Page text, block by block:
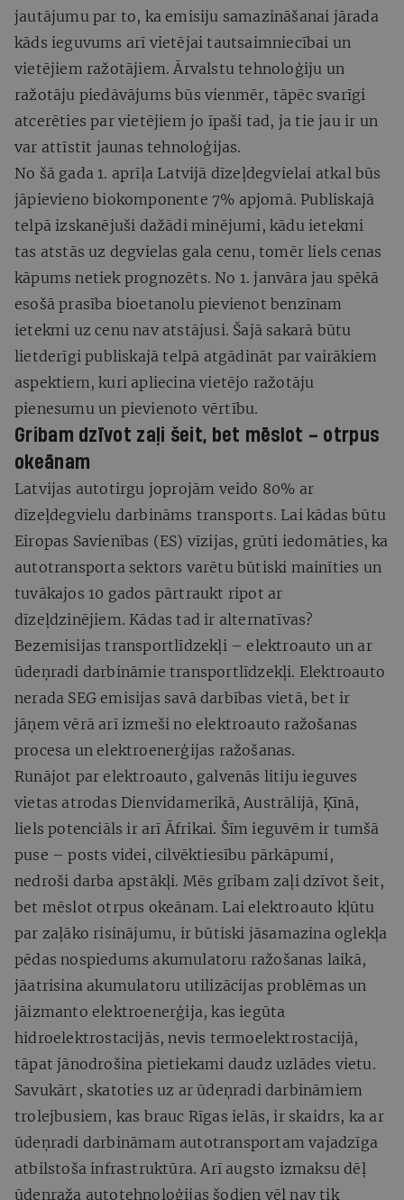
jautājumu par to, ka emisiju samazināšanai jārada
kāds ieguvums arī vietējai tautsaimniecībai un
vietējiem ražotājiem. Ārvalstu tehnoloģiju un
ražotāju piedāvājums būs vienmēr, tāpēc svarīgi
atcerēties par vietējiem jo īpaši tad, ja tie jau ir un
var attīstīt jaunas tehnoloģijas.
No šā gada 1. aprīļa Latvijā dīzeļdegvielai atkal būs
jāpievieno biokomponente 7% apjomā. Publiskajā
telpā izskanējuši dažādi minējumi, kādu ietekmi
tas atstās uz degvielas gala cenu, tomēr liels cenas
kāpums netiek prognozēts. No 1. janvāra jau spēkā
esošā prasība bioetanolu pievienot benzīnam
ietekmi uz cenu nav atstājusi. Šajā sakarā būtu
lietderīgi publiskajā telpā atgādināt par vairākiem
aspektiem, kuri apliecina vietējo ražotāju
pienesumu un pievienoto vērtību.
Gribam dzīvot zaļi šeit, bet mēslot – otrpus
okeānam
Latvijas autotirgu joprojām veido 80% ar
dīzeļdegvielu darbināms transports. Lai kādas būtu
Eiropas Savienības (ES) vīzijas, grūti iedomāties, ka
autotransporta sektors varētu būtiski mainīties un
tuvākajos 10 gados pārtraukt ripot ar
dīzeļdzinējiem. Kādas tad ir alternatīvas?
Bezemisijas transportlīdzekļi – elektroauto un ar
ūdeņradi darbināmie transportlīdzekļi. Elektroauto
nerada SEG emisijas savā darbības vietā, bet ir
jāņem vērā arī izmeši no elektroauto ražošanas
procesa un elektroenerģijas ražošanas.
Runājot par elektroauto, galvenās litiju ieguves
vietas atrodas Dienvidamerikā, Austrālijā, Ķīnā,
liels potenciāls ir arī Āfrikai. Šīm ieguvēm ir tumšā
puse – posts videi, cilvēktiesību pārkāpumi,
nedroši darba apstākļi. Mēs gribam zaļi dzīvot šeit,
bet mēslot otrpus okeānam. Lai elektroauto kļūtu
par zaļāko risinājumu, ir būtiski jāsamazina oglekļa
pēdas nospiedums akumulatoru ražošanas laikā,
jāatrisina akumulatoru utilizācijas problēmas un
jāizmanto elektroenerģija, kas iegūta
hidroelektrostacijās, nevis termoelektrostacijā,
tāpat jānodrošina pietiekami daudz uzlādes vietu.
Savukārt, skatoties uz ar ūdeņradi darbināmiem
trolejbusiem, kas brauc Rīgas ielās, ir skaidrs, ka ar
ūdeņradi darbināmam autotransportam vajadzīga
atbilstoša infrastruktūra. Arī augsto izmaksu dēļ
ūdeņraža autotehnoloģijas šodien vēl nav tik